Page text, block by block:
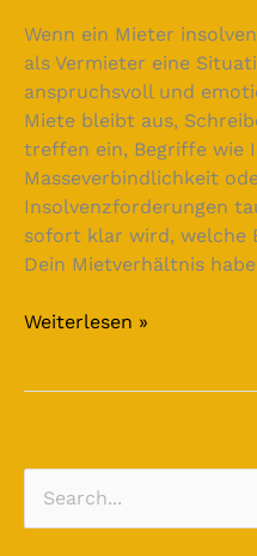
Wenn ein Mieter
als Vermieter eine
anspruchsvoll und
Miete bleibt aus,
treffen ein, Begriffe wie
Masseverbindlichkeit
Insolvenzforderungen
sofort klar wird, welche
Dein Mietverhältnis
Weiterlesen »